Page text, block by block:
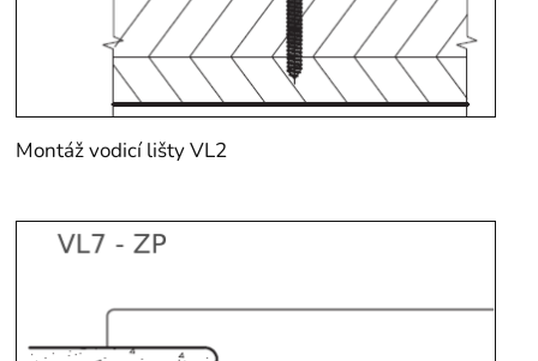
Montáž vodicí lišty VL2